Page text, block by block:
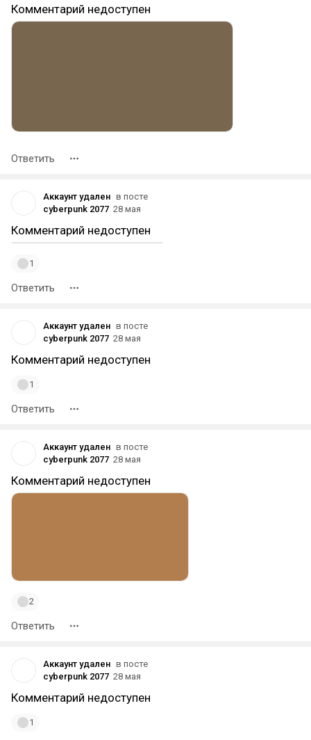
Комментарий недоступен
Ответить
Аккаунт удален в посте
cyberpunk 2077 28 мая
Комментарий недоступен
1
Ответить
Аккаунт удален в посте
cyberpunk 2077 28 мая
Комментарий недоступен
1
Ответить
Аккаунт удален в посте
cyberpunk 2077 28 мая
Комментарий недоступен
2
Ответить
Аккаунт удален в посте
cyberpunk 2077 28 мая
Комментарий недоступен
1